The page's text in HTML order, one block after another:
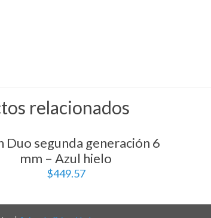
relacionados
Duo segunda generación 6
mm – Azul hielo
$449.57